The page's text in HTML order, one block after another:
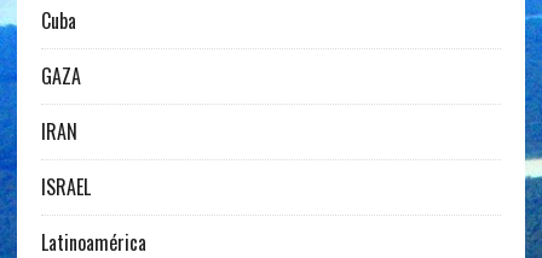
Cuba
GAZA
IRAN
ISRAEL
Latinoamérica